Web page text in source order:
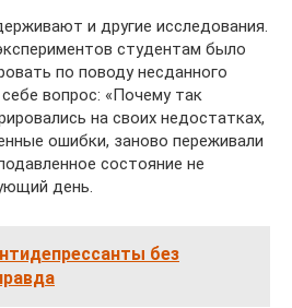
и другие исследования.
студентам было
по поводу несданного
вопрос: «Почему так
на своих недостатках,
ошибки, заново переживали
состояние не
день.
без